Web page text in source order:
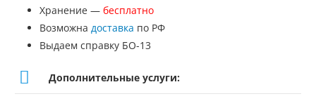
Хранение — бесплатно
Возможна доставка по РФ
Выдаем справку БО-13
Дополнительные услуги: